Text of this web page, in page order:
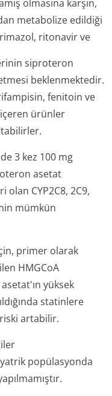
olmasına karşın,
metabolize edildiği
ritonavir ve
siproteron
beklenmektedir.
rifampisin, fenitoin ve
içeren ürünler
3 kez 100 mg
asetat
olan CYP2C8, 2C9,
mümkün
primer olarak
HMGCoA
yüksek
statinlere
artabilir.
popülasyonda